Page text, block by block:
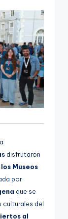
o
disfrutaron
Museos
por
que se
culturales del
al